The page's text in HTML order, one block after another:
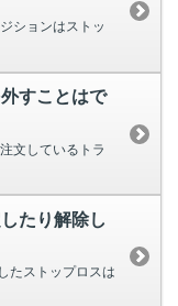
ションはストッ
すことはで
文しているトラ
たり解除し
たストップロスは